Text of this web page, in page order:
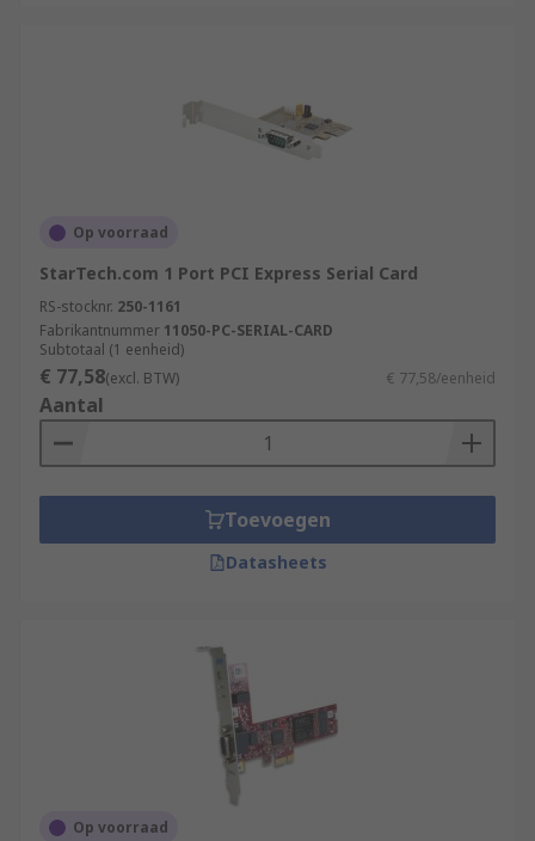
Op voorraad
StarTech.com 1 Port PCI Express Serial Card
RS-stocknr. 250-1161
Fabrikantnummer 11050-PC-SERIAL-CARD
Subtotaal (1 eenheid)
€ 77,58(excl. BTW) € 77,58/eenheid
Aantal
Toevoegen
Datasheets
Op voorraad